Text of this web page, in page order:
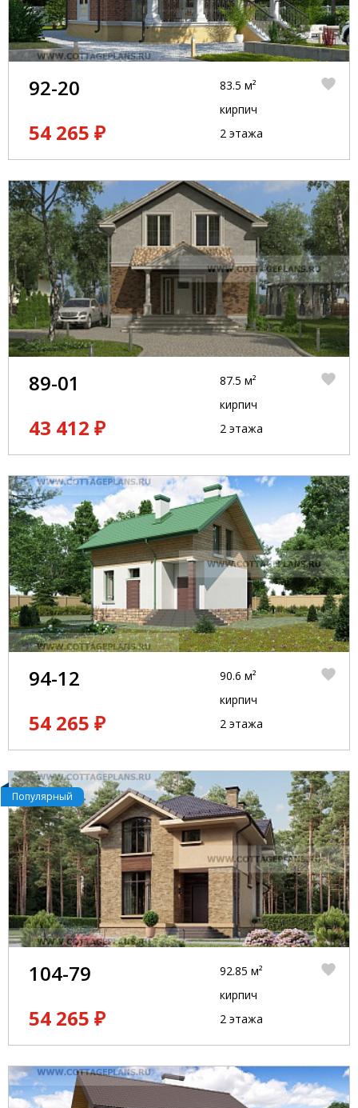
92-20
54 265 ₽
83.5 м²
кирпич
2 этажа
89-01
43 412 ₽
87.5 м²
кирпич
2 этажа
94-12
54 265 ₽
90.6 м²
кирпич
2 этажа
Популярный
104-79
54 265 ₽
92.85 м²
кирпич
2 этажа